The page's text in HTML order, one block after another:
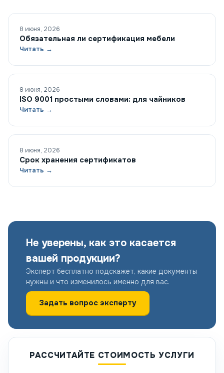
8 июня, 2026
Обязательная ли сертификация мебели
Читать →
8 июня, 2026
ISO 9001 простыми словами: для чайников
Читать →
8 июня, 2026
Срок хранения сертификатов
Читать →
Не уверены, как это касается
вашей продукции?
Эксперт бесплатно подскажет, какие документы
нужны и что изменилось именно для вас.
Задать вопрос эксперту
РАССЧИТАЙТЕ СТОИМОСТЬ УСЛУГИ